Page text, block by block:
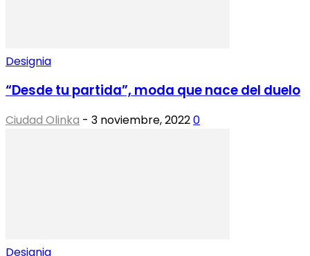
Designia
“Desde tu partida”, moda que nace del duelo
Ciudad Olinka - 3 noviembre, 20220
Designia